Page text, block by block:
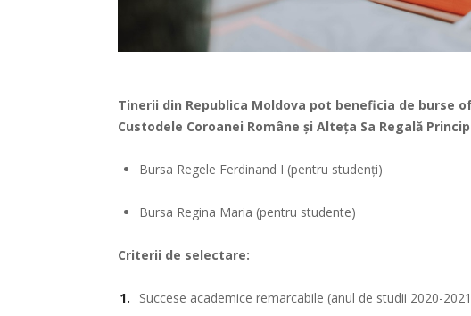
Tinerii din Republica Moldova pot beneficia de burse
Custodele Coroanei Române și Alteța Sa Regală
Bursa Regele Ferdinand I (pentru studenți)
Bursa Regina Maria (pentru studente)
Criterii de selectare:
Succese academice remarcabile (anul de studii 2020-